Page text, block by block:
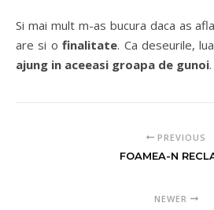
Si mai mult m-as bucura daca as
are si ofinalitate. Ca deseurile,
ajung in aceeasi groapa de gunoi.
PREVIOUS
FOAMEA-N
NEWER